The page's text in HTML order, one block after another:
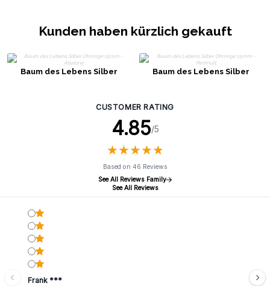
Kunden haben kürzlich gekauft
Baum des Lebens Silber
Baum des Lebens Silber
CUSTOMER RATING
4.85/5
★★★★★
★★★★★
Based on 46 Reviews
See All Reviews Family
See All Reviews
Frank ***